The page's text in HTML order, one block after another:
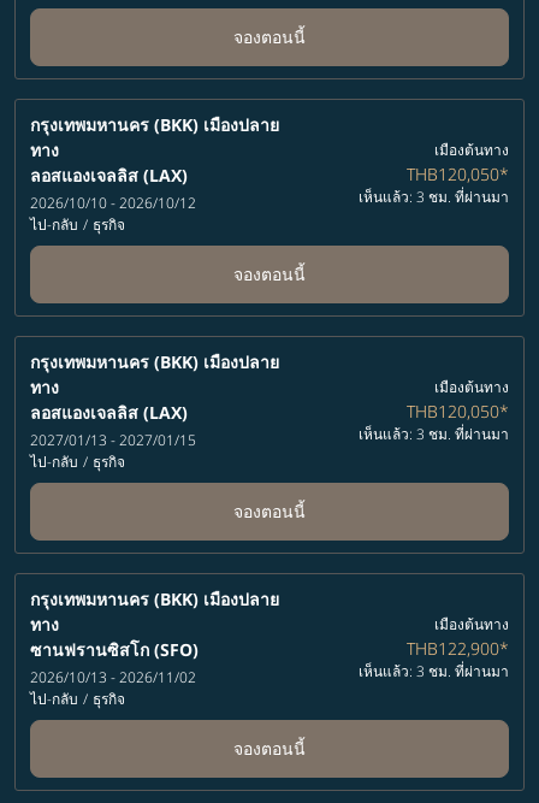
จองตอนนี้
กรุงเทพมหานคร (BKK) เมืองปลาย
ทาง
ลอสแองเจลลิส (LAX)
2026/10/10 - 2026/10/12
ไป-กลับ / ธุรกิจ
เมืองต้นทาง
THB120,050*
เห็นแล้ว: 3 ชม. ที่ผ่านมา
จองตอนนี้
กรุงเทพมหานคร (BKK) เมืองปลาย
ทาง
ลอสแองเจลลิส (LAX)
2027/01/13 - 2027/01/15
ไป-กลับ / ธุรกิจ
เมืองต้นทาง
THB120,050*
เห็นแล้ว: 3 ชม. ที่ผ่านมา
จองตอนนี้
กรุงเทพมหานคร (BKK) เมืองปลาย
ทาง
ซานฟรานซิสโก (SFO)
2026/10/13 - 2026/11/02
ไป-กลับ / ธุรกิจ
เมืองต้นทาง
THB122,900*
เห็นแล้ว: 3 ชม. ที่ผ่านมา
จองตอนนี้